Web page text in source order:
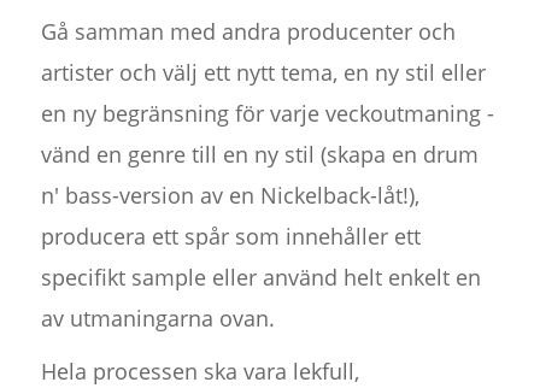
Gå samman med andra producenter och
artister och välj ett nytt tema, en ny stil eller
en ny begränsning för varje veckoutmaning -
vänd en genre till en ny stil (skapa en drum
n' bass-version av en Nickelback-låt!),
producera ett spår som innehåller ett
specifikt sample eller använd helt enkelt en
av utmaningarna ovan.
Hela processen ska vara lekfull,